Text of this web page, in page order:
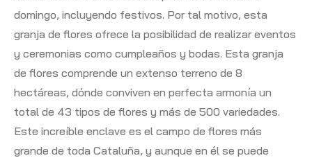
domingo, incluyendo festivos. Por tal motivo, esta
granja de flores ofrece la posibilidad de realizar eventos
y ceremonias como cumpleaños y bodas. Esta granja
de flores comprende un extenso terreno de 8
hectáreas, dónde conviven en perfecta armonía un
total de 43 tipos de flores y más de 500 variedades.
Este increíble enclave es el campo de flores más
grande de toda Cataluña, y aunque en él se puede